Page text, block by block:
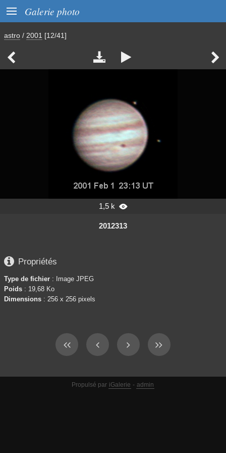
 Galerie photo
astro / 2001 [12/41]
   
1,5 k 
2012313
 Propriétés
Type de fichier : Image JPEG
Poids : 19,68 Ko
Dimensions : 256 x 256 pixels
Propulsé par iGalerie - admin